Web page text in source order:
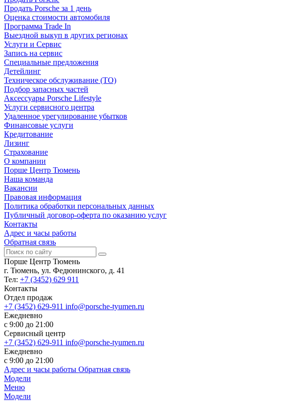
Продать Porsche за 1 день
Оценка стоимости автомобиля
Программа Trade In
Выездной выкуп в других регионах
Услуги и Сервис
Запись на сервис
Специальные предложения
Детейлинг
Техническое обслуживание (ТО)
Подбор запасных частей
Аксессуары Porsche Lifestyle
Услуги сервисного центра
Удаленное урегулирование убытков
Финансовые услуги
Кредитование
Лизинг
Страхование
О компании
Порше Центр Тюмень
Наша команда
Вакансии
Правовая информация
Политика обработки персональных данных
Публичный договор-оферта по оказанию услуг
Контакты
Адрес и часы работы
Обратная связь
Порше Центр Тюмень
г. Тюмень, ул. Федюнинского, д. 41
Тел: +7 (3452) 629 911
Контакты
Отдел продаж
+7 (3452) 629-911 info@porsche-tyumen.ru
Ежедневно
с 9:00 до 21:00
Сервисный центр
+7 (3452) 629-911 info@porsche-tyumen.ru
Ежедневно
с 9:00 до 21:00
Адрес и часы работы Обратная связь
Модели
Меню
Модели